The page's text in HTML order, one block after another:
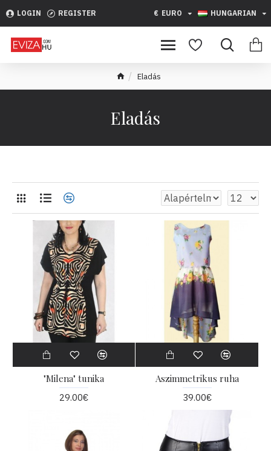
LOGIN REGISTER € EURO HUNGARIAN
Eladás
Eladás
"Milena" tunika
29.00€
Aszimmetrikus ruha
39.00€